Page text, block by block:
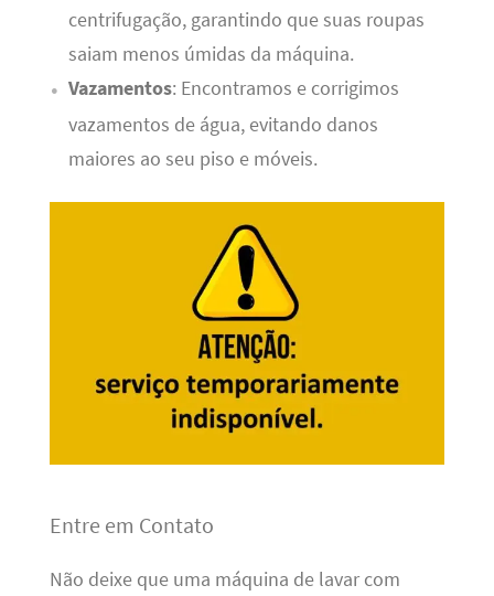
centrifugação, garantindo que suas roupas
saiam menos úmidas da máquina.
Vazamentos: Encontramos e corrigimos
vazamentos de água, evitando danos
maiores ao seu piso e móveis.
Entre em Contato
Não deixe que uma máquina de lavar com